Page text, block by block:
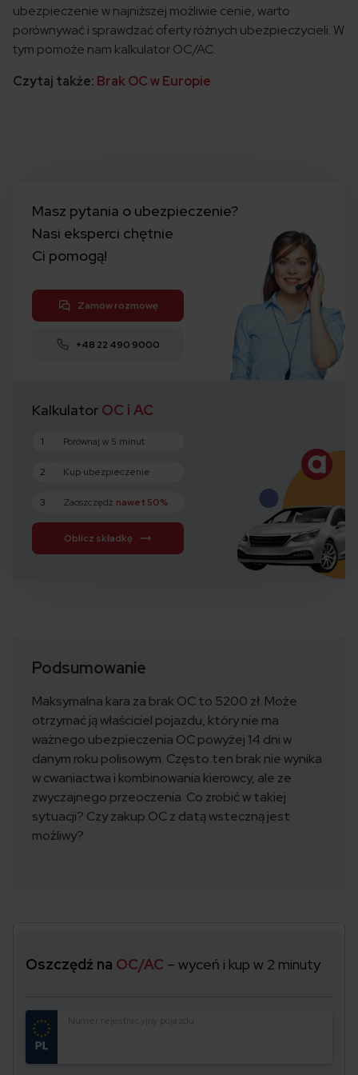
ubezpieczenie w najniższej możliwie cenie, warto
porównywać i sprawdzać oferty różnych ubezpieczycieli. W
tym pomoże nam kalkulator OC/AC.
Czytaj także: Brak OC w Europie
Masz pytania o ubezpieczenie?
Nasi eksperci chętnie
Ci pomogą!
Zamów rozmowę
+48 22 490 9000
Kalkulator OC i AC
1 Porównaj w 5 minut
2 Kup ubezpieczenie
3 Zaoszczędź nawet 50%
Oblicz składkę
Podsumowanie
Maksymalna kara za brak OC to 5200 zł. Może
otrzymać ją właściciel pojazdu, który nie ma
ważnego ubezpieczenia OC powyżej 14 dni w
danym roku polisowym. Często ten brak nie wynika
w cwaniactwa i kombinowania kierowcy, ale ze
zwyczajnego przeoczenia. Co zrobić w takiej
sytuacji? Czy zakup OC z datą wsteczną jest
możliwy?
Oszczędź na OC/AC – wyceń i kup w 2 minuty
Numer rejestracyjny pojazdu